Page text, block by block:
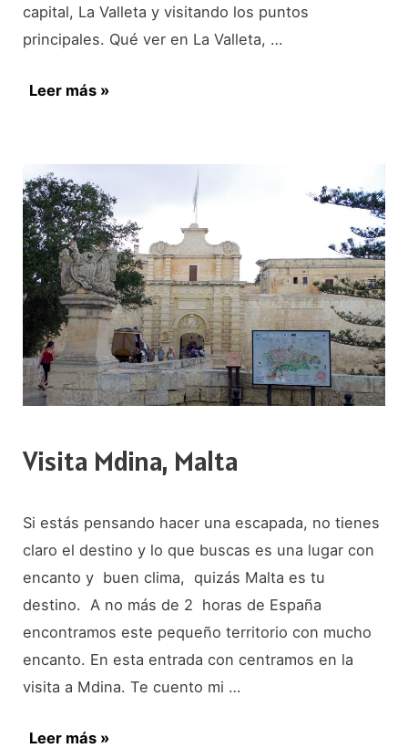
capital, La Valleta y visitando los puntos
principales. Qué ver en La Valleta, …
La
un
día,
capital
de
Malta
Leer más »
Visita Mdina, Malta
Si estás pensando hacer una escapada, no tienes
claro el destino y lo que buscas es una lugar con
encanto y buen clima, quizás Malta es tu
destino. A no más de 2 horas de España
encontramos este pequeño territorio con mucho
encanto. En esta entrada con centramos en la
visita a Mdina. Te cuento mi …
Visita
Leer más »